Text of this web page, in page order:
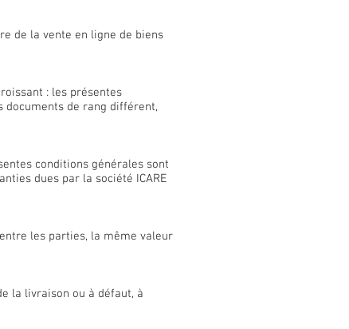
de la vente en ligne de biens
: les présentes
documents de rang différent,
conditions générales sont
dues par la société ICARE
les parties, la même valeur
la livraison ou à défaut, à